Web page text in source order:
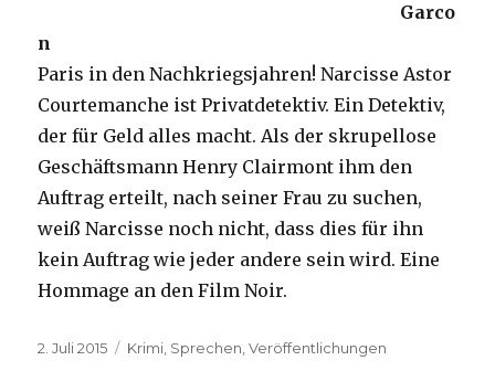
Garco
n
Paris in den Nachkriegsjahren! Narcisse Astor
Courtemanche ist Privatdetektiv. Ein Detektiv,
der für Geld alles macht. Als der skrupellose
Geschäftsmann Henry Clairmont ihm den
Auftrag erteilt, nach seiner Frau zu suchen,
weiß Narcisse noch nicht, dass dies für ihn
kein Auftrag wie jeder andere sein wird. Eine
Hommage an den Film Noir.
Veröffentlicht
2. Juli 2015 Kategorien
Krimi Sprechen ,Veröffentlichungen